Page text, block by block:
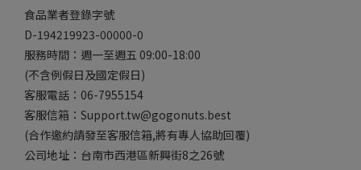
食品業者登錄字號
D-194219923-00000-0
服務時間：週一至週五 09:00-18:00
(不含例假日及國定假日)
客服電話：06-7955154
客服信箱：Support.tw@gogonuts.best
(合作邀約請發至客服信箱,將有專人協助回覆)
公司地址：台南市西港區新興街8之26號